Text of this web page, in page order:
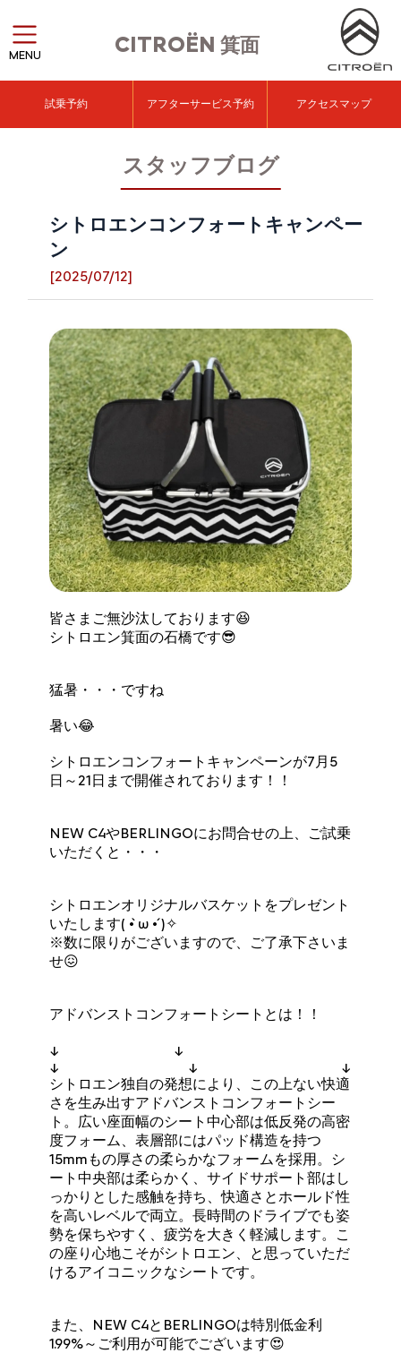
CITROËN 箕面
MENU
試乗予約 アフターサービス予約 アクセスマップ
スタッフブログ
シトロエンコンフォートキャンペー
ン
[2025/07/12]
皆さまご無沙汰しております😆
シトロエン箕面の石橋です😎
猛暑・・・ですね
暑い😂
シトロエンコンフォートキャンペーンが7月5
日～21日まで開催されております！！
NEW C4やBERLINGOにお問合せの上、ご試乗
いただくと・・・
シトロエンオリジナルバスケットをプレゼント
いたします( •̀ ω •́ )✧
※数に限りがございますので、ご了承下さいま
せ😖
アドバンストコンフォートシートとは！！
↓ ↓
↓ ↓ ↓
シトロエン独自の発想により、この上ない快適
さを生み出すアドバンストコンフォートシー
ト。広い座面幅のシート中心部は低反発の高密
度フォーム、表層部にはパッド構造を持つ
15mmもの厚さの柔らかなフォームを採用。シ
ート中央部は柔らかく、サイドサポート部はし
っかりとした感触を持ち、快適さとホールド性
を高いレベルで両立。長時間のドライブでも姿
勢を保ちやすく、疲労を大きく軽減します。こ
の座り心地こそがシトロエン、と思っていただ
けるアイコニックなシートです。
また、NEW C4とBERLINGOは特別低金利
1.99%～ご利用が可能でございます😍